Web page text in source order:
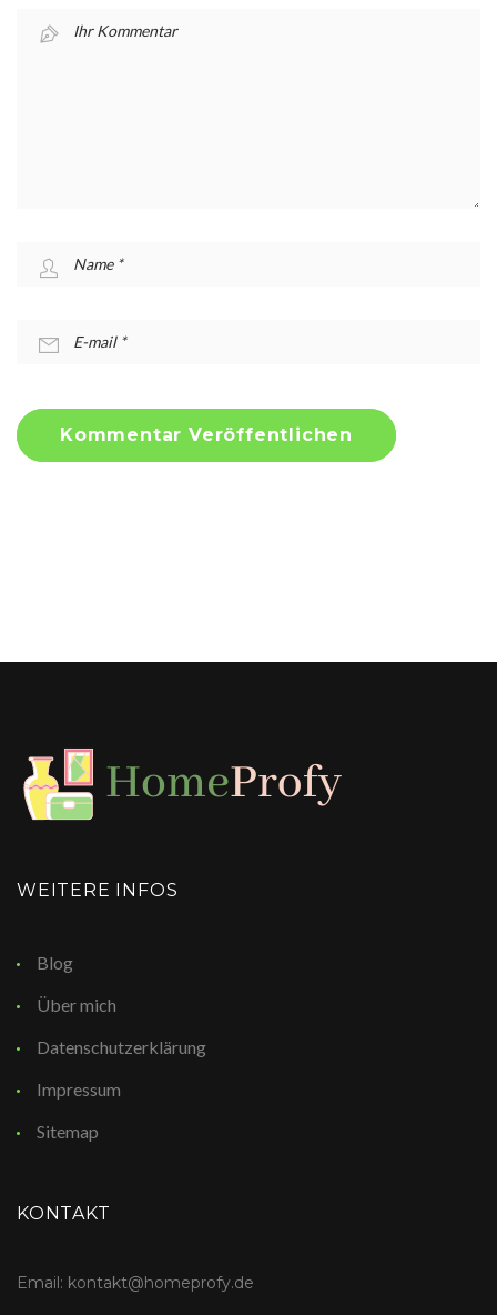
WEITERE INFOS
Blog
Über mich
Datenschutzerklärung
Impressum
Sitemap
KONTAKT
Email: kontakt@homeprofy.de